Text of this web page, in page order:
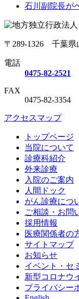
石川副院長が
〒289-1326 千葉県
電話
0475-82-2521
FAX
0475-82-3354
アクセスマップ
トップページ
当院について
診療科紹介
外来診療
入院のご案内
人間ドック
がん診療につ
ご相談・お問
採用情報
医療関係者の
サイトマップ
お知らせ
イベント・セ
新型コロナウ
プライバシー